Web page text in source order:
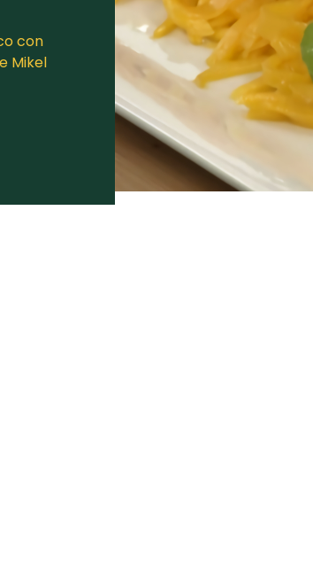
con
Mikel